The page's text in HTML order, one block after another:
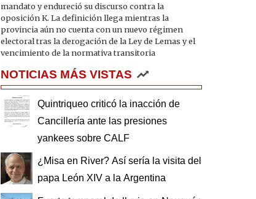
mandato y endureció su discurso contra la
oposición K. La definición llega mientras la
provincia aún no cuenta con un nuevo régimen
electoral tras la derogación de la Ley de Lemas y el
vencimiento de la normativa transitoria
NOTICIAS MÁS VISTAS
Quintriqueo criticó la inacción de
Cancillería ante las presiones
yankees sobre CALF
¿Misa en River? Así sería la visita del
papa León XIV a la Argentina